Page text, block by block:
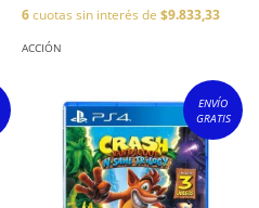
6cuotas sin interés de $9.833,33
ACCIÓN
ENVÍO
GRATIS